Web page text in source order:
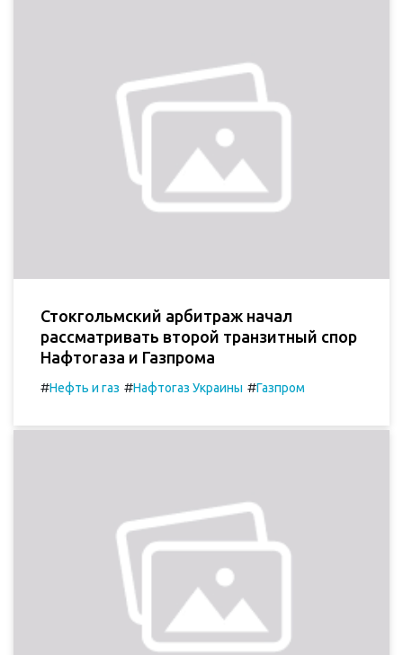
Стокгольмский арбитраж начал
рассматривать второй транзитный спор
Нафтогаза и Газпрома
#Нефть и газ #Нафтогаз Украины #Газпром